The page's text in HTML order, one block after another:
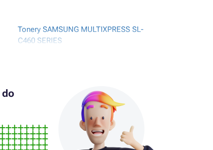
Tonery SAMSUNG MULTIXPRESS SL-
C460 SERIES
Tonery SAMSUNG MULTIXPRESS SL-
Tonery SAMSUNG SCX-4200A
Tonery SAMSUNG XPRESS SL-C467W
do